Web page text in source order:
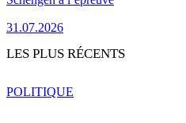
31.07.2026
LES PLUS RÉCENTS
POLITIQUE